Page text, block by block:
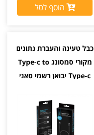
הוסף לסל
כבל טעינה והעברת נתונים
מקורי סמסונג Type-c to
Type-c יבואן רשמי סאני